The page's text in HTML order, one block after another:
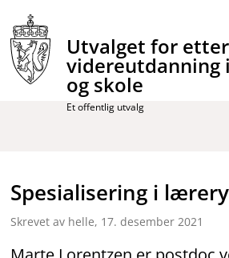
innhold
Utvalget for
videreutdanning
og skole
Et offentlig utvalg
Spesialisering i
Skrevet av helle, 17. desember 2021